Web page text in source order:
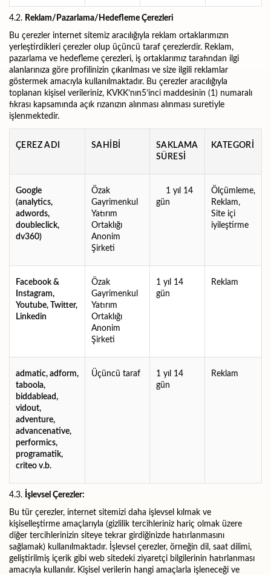
4.2. Reklam/Pazarlama/Hedefleme Çerezleri
Bu çerezler internet sitemiz aracılığıyla reklam ortaklarımızın
yerleştirdikleri çerezler olup üçüncü taraf çerezlerdir. Reklam,
pazarlama ve hedefleme çerezleri, iş ortaklarımız tarafından ilgi
alanlarınıza göre profilinizin çıkarılması ve size ilgili reklamlar
göstermek amacıyla kullanılmaktadır. Bu çerezler aracılığıyla
toplanan kişisel verileriniz, KVKK’nın5’inci maddesinin (1) numaralı
fıkrası kapsamında açık rızanızın alınması alınması suretiyle
işlenmektedir.
ÇEREZ ADI SAHİBİ
SAKLAMA
SÜRESİ
KATEGORİ
Google
(analytics,
adwords,
doubleclick,
dv360)
Özak
Gayrimenkul
Yatırım
Ortaklığı
Anonim
Şirketi
1 yıl 14
gün
Ölçümleme,
Reklam,
Site içi
iyileştirme
Facebook &
Instagram,
Youtube, Twitter,
Linkedin
Özak
Gayrimenkul
Yatırım
Ortaklığı
Anonim
Şirketi
1 yıl 14
gün
Reklam
admatic, adform,
taboola,
biddablead,
vidout,
adventure,
advancenative,
performics,
programatik,
criteo v.b.
Üçüncü taraf
1 yıl 14
gün
Reklam
4.3. İşlevsel Çerezler:
Bu tür çerezler, internet sitemizi daha işlevsel kılmak ve
kişiselleştirme amaçlarıyla (gizlilik tercihleriniz hariç olmak üzere
diğer tercihlerinizin siteye tekrar girdiğinizde hatırlanmasını
sağlamak) kullanılmaktadır. İşlevsel çerezler, örneğin dil, saat dilimi,
geliştirilmiş içerik gibi web sitedeki ziyaretçi bilgilerinin hatırlanması
amacıyla kullanılır. Kişisel verilerin hangi amaçlarla işleneceği ve